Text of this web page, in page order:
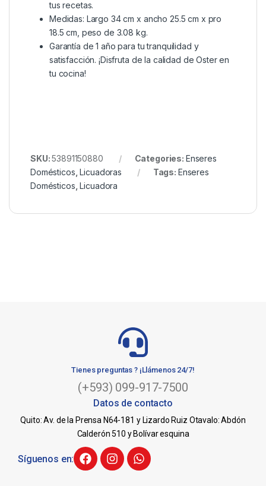
tus recetas.
Medidas: Largo 34 cm x ancho 25.5 cm x pro
18.5 cm, peso de 3.08 kg.
Garantía de 1 año para tu tranquilidad y
satisfacción. ¡Disfruta de la calidad de Oster en
tu cocina!
SKU:53891150880 Categories: Enseres
Domésticos ,Licuadoras Tags: Enseres
Domésticos ,Licuadora
Tienes preguntas ? ¡Llámenos 24/7!
(+593) 099-917-7500
Datos de contacto
Quito: Av. de la Prensa N64-181 y Lizardo Ruiz Otavalo: Abdón
Calderón 510 y Bolívar esquina
Síguenos en: